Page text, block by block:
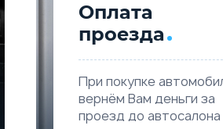
Оплата
проезда
При покупке
вернём Вам деньги за
проезд до автосалона